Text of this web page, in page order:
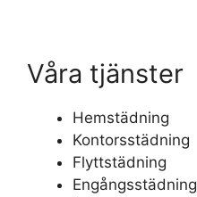
Våra tjänster
Hemstädning
Kontorsstädning
Flyttstädning
Engångsstädning